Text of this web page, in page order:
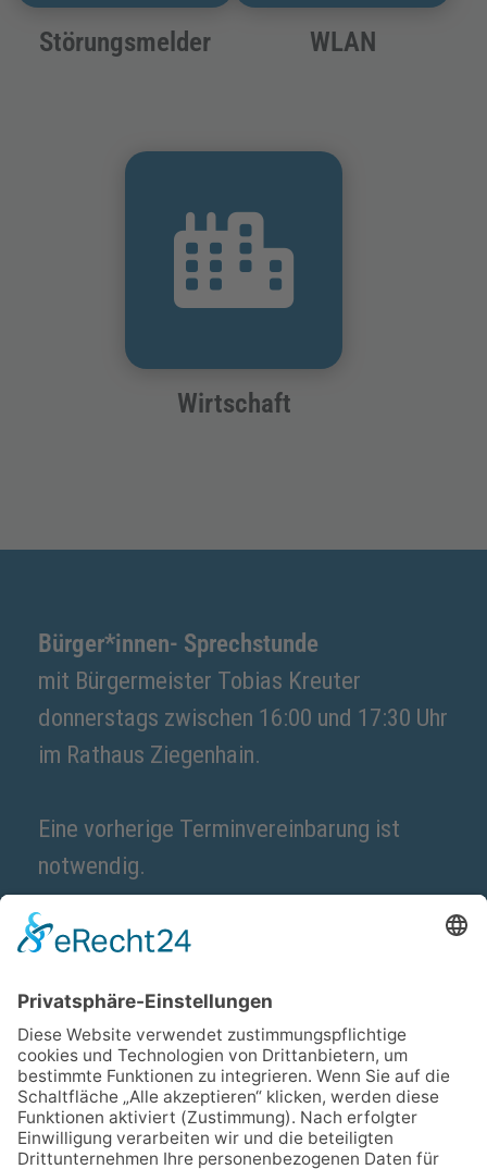
Störungsmelder WLAN
Wirtschaft
Bürger*innen- Sprechstunde
mit Bürgermeister Tobias Kreuter
donnerstags zwischen 16:00 und 17:30 Uhr
im Rathaus Ziegenhain.
Eine vorherige Terminvereinbarung ist
notwendig.
Kontakt
Magistrat der Stadt Schwalmstadt